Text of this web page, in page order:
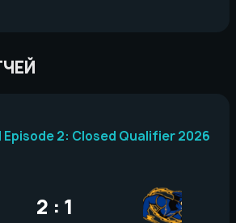
2 : 1
Stake Ranked Episode 2: Closed Qualifier 2026